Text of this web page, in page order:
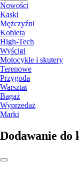
Nowości
Kaski
Mężczyźni
Kobieta
High-Tech
Wyścigi
Motocykle i skutery
Terenowe
Przygoda
Warsztat
Bagaż
Wyprzedaż
Marki
Dodawanie do